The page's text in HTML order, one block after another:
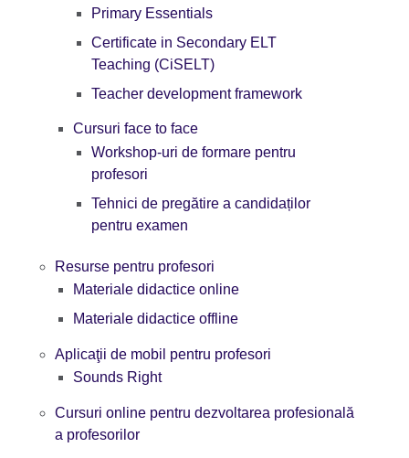
Primary Essentials
Certificate in Secondary ELT
Teaching (CiSELT)
Teacher development framework
Cursuri face to face
Workshop-uri de formare pentru
profesori
Tehnici de pregătire a candidaților
pentru examen
Resurse pentru profesori
Materiale didactice online
Materiale didactice offline
Aplicaţii de mobil pentru profesori
Sounds Right
Cursuri online pentru dezvoltarea profesională
a profesorilor